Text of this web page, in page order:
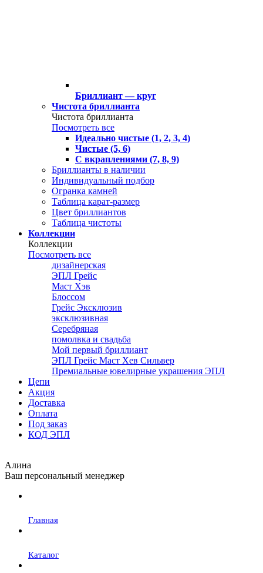
Бриллиант — круг
Чистота бриллианта
Чистота бриллианта
Посмотреть все
Идеально чистые (1, 2, 3, 4)
Чистые (5, 6)
С вкраплениями (7, 8, 9)
Бриллианты в наличии
Индивидуальный подбор
Огранка камней
Таблица карат-размер
Цвет бриллиантов
Таблица чистоты
Коллекции
Коллекции
Посмотреть все
дизайнерская
ЭПЛ Грейс
Маст Хэв
Блоссом
Грейс Эксклюзив
эксклюзивная
Серебряная
помолвка и свадьба
Мой первый бриллиант
ЭПЛ Грейс Маст Хев Сильвер
Премиальные ювелирные украшения ЭПЛ
Цепи
Акция
Доставка
Оплата
Под заказ
КОД ЭПЛ
Алина
Ваш персональный менеджер
Главная
Каталог